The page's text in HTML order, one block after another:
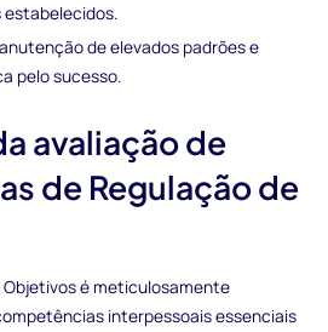
estabelecidos.
de elevados padrões e
pelo sucesso.
avaliação de
de Regulação de
é meticulosamente
interpessoais essenciais